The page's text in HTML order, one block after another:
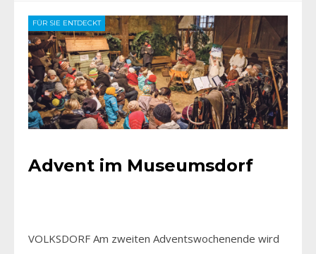
FÜR SIE ENTDECKT
Advent im Museumsdorf
VOLKSDORF Am zweiten Adventswochenende wird